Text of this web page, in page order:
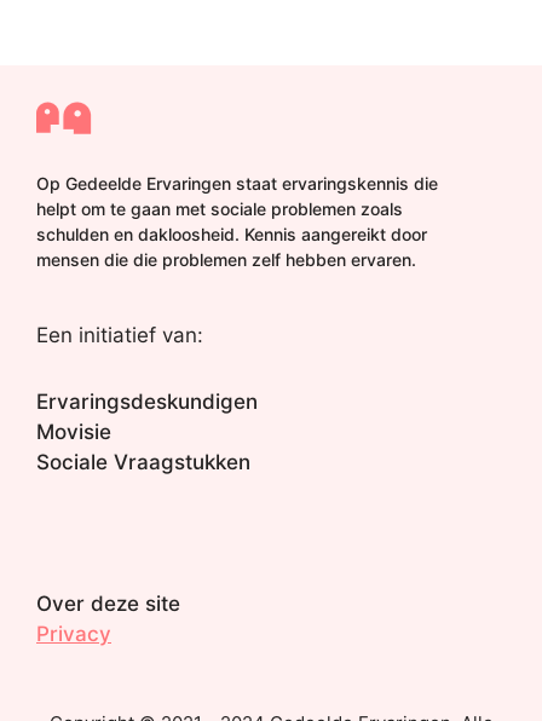
Op Gedeelde Ervaringen staat ervaringskennis die
helpt om te gaan met sociale problemen zoals
schulden en dakloosheid. Kennis aangereikt door
mensen die die problemen zelf hebben ervaren.
Een initiatief van:
Ervaringsdeskundigen
Movisie
Sociale Vraagstukken
Over deze site
Privacy